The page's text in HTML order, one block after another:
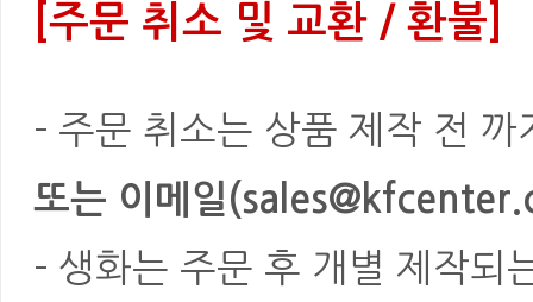
[주문 취소 및 교환 / 환불]
- 주문 취소는 상품 제작 전
또는 이메일
- 생화는 주문 후 개별 제작되